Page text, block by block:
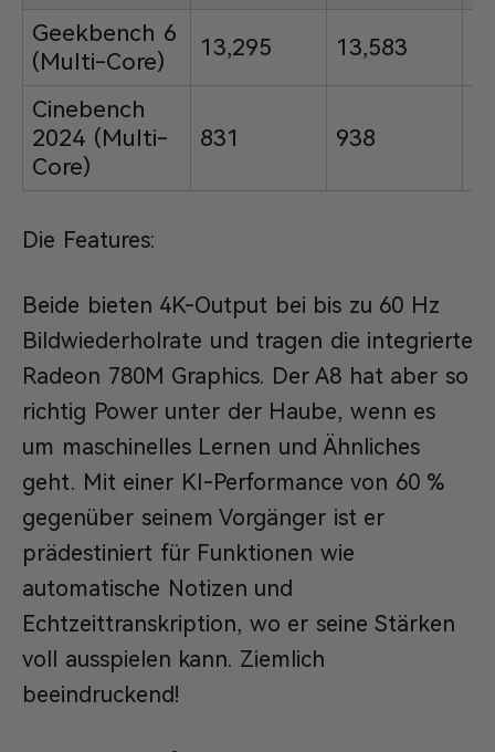
Geekbench 6
(Multi-Core)
13,295 13,583
Cinebench
2024 (Multi-
Core)
831 938
Die Features:
Beide bieten 4K-Output bei bis zu 60 Hz
Bildwiederholrate und tragen die integrierte
Radeon 780M Graphics. Der A8 hat aber so
richtig Power unter der Haube, wenn es
um maschinelles Lernen und Ähnliches
geht. Mit einer KI-Performance von 60 %
gegenüber seinem Vorgänger ist er
prädestiniert für Funktionen wie
automatische Notizen und
Echtzeittranskription, wo er seine Stärken
voll ausspielen kann. Ziemlich
beeindruckend!